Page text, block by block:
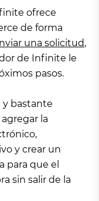
ofrece
de forma
una solicitud,
de Infinite le
pasos.
y bastante
la
y crear un
para que el
sin salir de la